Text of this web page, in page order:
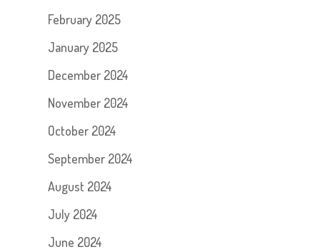
February 2025
January 2025
December 2024
November 2024
October 2024
September 2024
August 2024
July 2024
June 2024